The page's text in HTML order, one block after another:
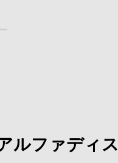
ルファディス